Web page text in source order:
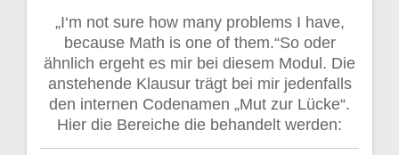
„I‘m not sure how many problems I have,
because Math is one of them.“So oder
ähnlich ergeht es mir bei diesem Modul. Die
anstehende Klausur trägt bei mir jedenfalls
den internen Codenamen „Mut zur Lücke“.
Hier die Bereiche die behandelt werden: